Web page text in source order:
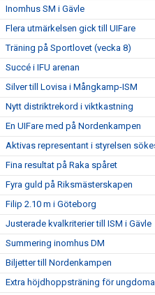
Inomhus SM i Gävle
Flera utmärkelsen gick till UIFare
Träning på Sportlovet (vecka 8)
Succé i IFU arenan
Silver till Lovisa i Mångkamp-ISM
Nytt distriktrekord i viktkastning
En UIFare med på Nordenkampen
Aktivas representant i styrelsen
Fina resultat på Raka spåret
Fyra guld på Riksmästerskapen
Filip 2.10 m i Göteborg
Justerade kvalkriterier till ISM i Gävle
Summering inomhus DM
Biljetter till Nordenkampen
Extra höjdhoppsträning för